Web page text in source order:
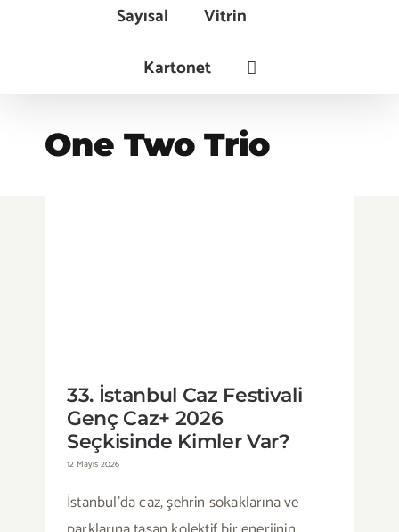
Sayısal
Vitrin
Kartonet
One Two Trio
33. İstanbul Caz Festivali
Genç Caz+ 2026
Seçkisinde Kimler Var?
12 Mayıs 2026
İstanbul’da caz, şehrin sokaklarına ve